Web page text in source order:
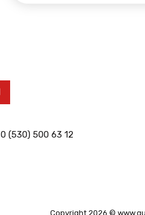
0 (530) 500 63 12
Copyright 2026 ©